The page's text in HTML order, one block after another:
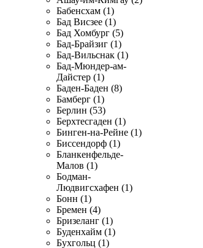
Бабенсхам (1)
Бад Висзее (1)
Бад Хомбург (5)
Бад-Брайзиг (1)
Бад-Вильснак (1)
Бад-Мюндер-ам-
Дайстер (1)
Баден-Баден (8)
Бамберг (1)
Берлин (53)
Берхтесгаден (1)
Бинген-на-Рейне (1)
Биссендорф (1)
Бланкенфельде-
Малов (1)
Бодман-
Людвигсхафен (1)
Бонн (1)
Бремен (4)
Бризеланг (1)
Буденхайм (1)
Бухгольц (1)